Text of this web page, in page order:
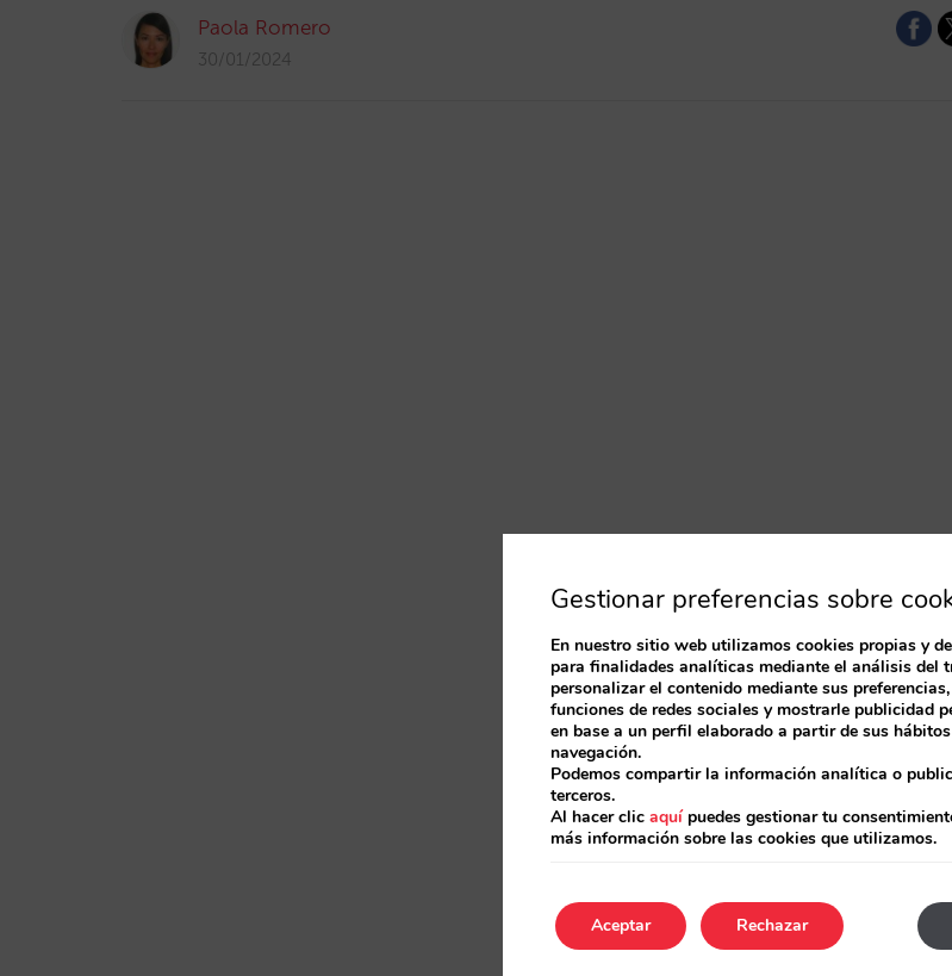
Paola Romero
30/01/2024
Gestionar preferencias sobre
En nuestro sitio web utilizamos cookies propias y
para finalidades analíticas mediante el análisis del
personalizar el contenido mediante sus
funciones de redes sociales y mostrarle publicidad
en base a un perfil elaborado a partir de sus
navegación.
Podemos compartir la información analítica o
terceros.
Al hacer clic aquípuedes gestionar tu
más información sobre las cookies que utilizamos.
Aceptar Rechazar